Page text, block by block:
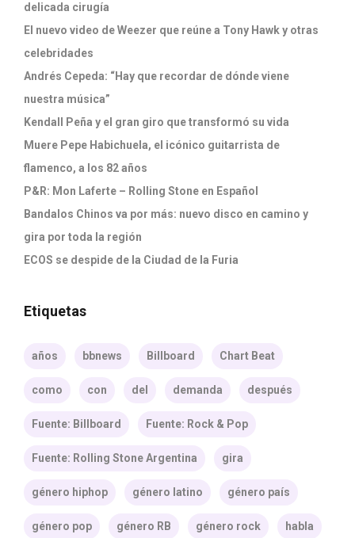
delicada cirugía
El nuevo video de Weezer que reúne a Tony Hawk y otras
celebridades
Andrés Cepeda: “Hay que recordar de dónde viene
nuestra música”
Kendall Peña y el gran giro que transformó su vida
Muere Pepe Habichuela, el icónico guitarrista de
flamenco, a los 82 años
P&R: Mon Laferte – Rolling Stone en Español
Bandalos Chinos va por más: nuevo disco en camino y
gira por toda la región
ECOS se despide de la Ciudad de la Furia
Etiquetas
años bbnews Billboard Chart Beat
como con del demanda después
Fuente: Billboard Fuente: Rock & Pop
Fuente: Rolling Stone Argentina gira
género hiphop género latino género país
género pop género RB género rock habla